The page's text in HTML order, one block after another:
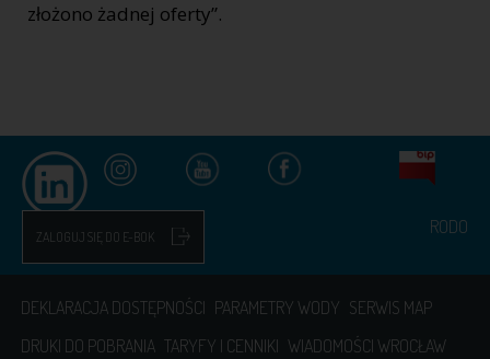
złożono żadnej oferty”.
ZALOGUJ SIĘ DO E-BOK
DEKLARACJA DOSTĘPNOŚCI PARAMETRY WODY SERWIS MAP
DRUKI DO POBRANIA TARYFY I CENNIKI WIADOMOŚCI WROCŁAW
RODO